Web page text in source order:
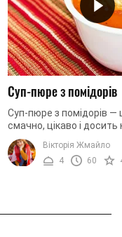
Суп-пюре з помідорів
Суп-пюре з помідорів —
смачно, цікаво і
страва прийшла до нас
кухні й настільки
місцевим ...
Вікторія Жмайло
4
60